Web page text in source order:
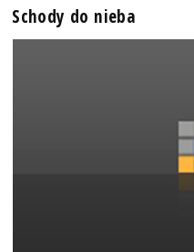
Schody do nieba